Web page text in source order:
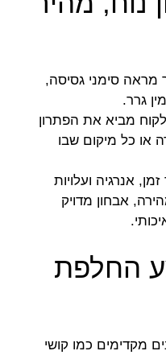
סימני גסיסה,
גרר.
מביא את הפתרון
או כל מיקום שבו
אנרגיה ועלויות
אבחון מדויק
החלפת
מקדימים כמו קושי